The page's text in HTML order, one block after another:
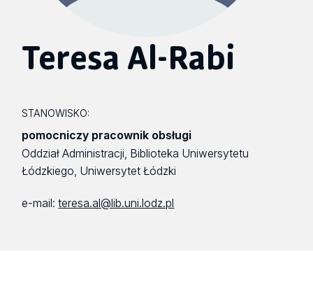
Teresa Al-Rabi
STANOWISKO:
pomocniczy pracownik obsługi
Oddział Administracji, Biblioteka Uniwersytetu
Łódzkiego, Uniwersytet Łódzki
e-mail:teresa.al@lib.uni.lodz.pl